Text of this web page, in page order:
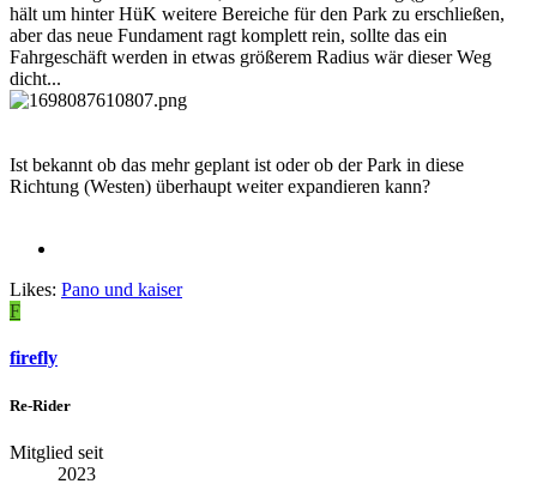
hält um hinter HüK weitere Bereiche für den Park zu erschließen,
aber das neue Fundament ragt komplett rein, sollte das ein
Fahrgeschäft werden in etwas größerem Radius wär dieser Weg
dicht...
Ist bekannt ob das mehr geplant ist oder ob der Park in diese
Richtung (Westen) überhaupt weiter expandieren kann?
Likes: Pano und kaiser
F
firefly
Re-Rider
Mitglied seit
2023